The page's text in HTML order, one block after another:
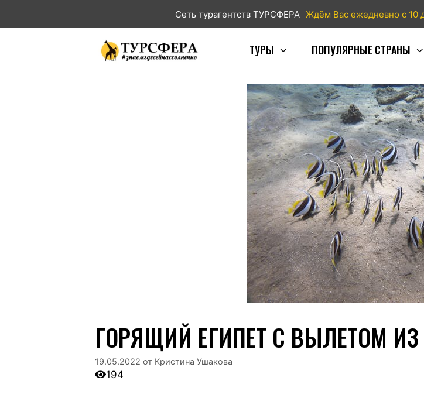
Сеть турагентств ТУРСФЕРА Ждём Вас ежедневно с 10
ТУРЫ ПОПУЛЯРНЫЕ СТРАНЫ
ГОРЯЩИЙ ЕГИПЕТ С ВЫЛЕТОМ
19.05.2022 от Кристина Ушакова
194